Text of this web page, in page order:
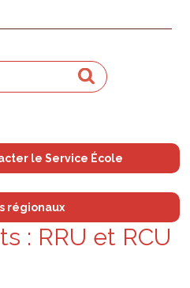
le Service École
régionaux
: RRU et RCU